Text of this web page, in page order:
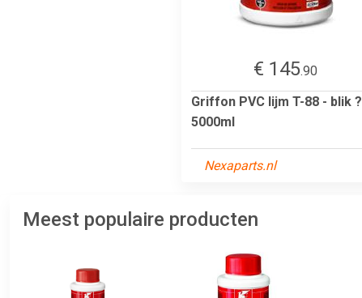
€ 145.90
Griffon PVC lijm T-88 - blik ?
5000ml
Nexaparts.nl
Meest populaire producten